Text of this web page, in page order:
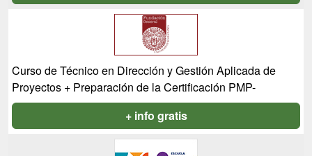
Curso de Técnico en Dirección y Gestión Aplicada de
Proyectos + Preparación de la Certificación PMP-
+ info gratis